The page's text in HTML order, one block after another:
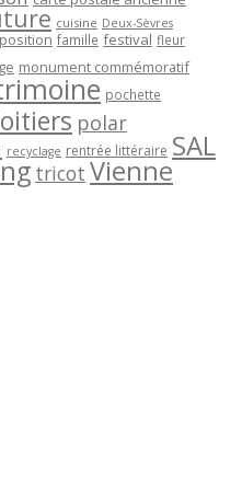
cuisine Deux-Sèvres
famille festival fleur
monument commémoratif
pochette
polar
recyclage rentrée littéraire SAL
tricot Vienne